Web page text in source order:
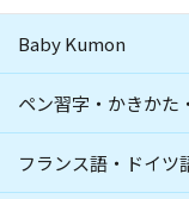
Baby Kumon
ペン習字・かきかた
フランス語・ドイツ